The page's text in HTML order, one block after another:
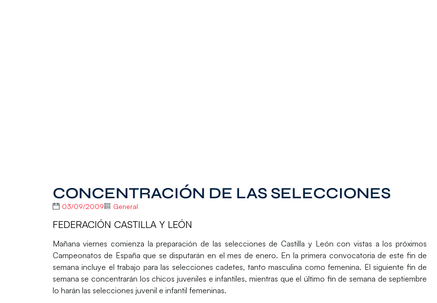
CONCENTRACIÓN DE LAS SELECCIONES
03/09/2009 General
FEDERACIÓN CASTILLA Y LEÓN
Mañana viernes comienza la preparación de las selecciones de Castilla y León con vistas a los próximos
Campeonatos de España que se disputarán en el mes de enero. En la primera convocatoria de este fin de
semana incluye el trabajo para las selecciones cadetes, tanto masculina como femenina. El siguiente fin de
semana se concentrarán los chicos juveniles e infantiles, mientras que el último fin de semana de septiembre
lo harán las selecciones juvenil e infantil femeninas.